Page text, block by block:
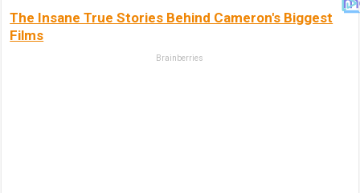
The Insane True Stories Behind Cameron's Biggest
Films
Brainberries